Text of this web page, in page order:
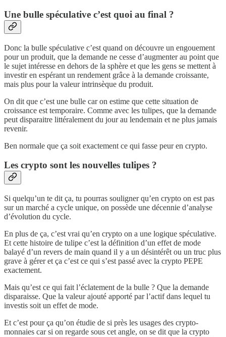
Une bulle spéculative c’est quoi au final ?
Donc la bulle spéculative c’est quand on découvre un engouement
pour un produit, que la demande ne cesse d’augmenter au point que
le sujet intéresse en dehors de la sphère et que les gens se mettent à
investir en espérant un rendement grâce à la demande croissante,
mais plus pour la valeur intrinsèque du produit.
On dit que c’est une bulle car on estime que cette situation de
croissance est temporaire. Comme avec les tulipes, que la demande
peut disparaitre littéralement du jour au lendemain et ne plus jamais
revenir.
Ben normale que ça soit exactement ce qui fasse peur en crypto.
Les crypto sont les nouvelles tulipes ?
Si quelqu’un te dit ça, tu pourras souligner qu’en crypto on est pas
sur un marché a cycle unique, on possède une décennie d’analyse
d’évolution du cycle.
En plus de ça, c’est vrai qu’en crypto on a une logique spéculative.
Et cette histoire de tulipe c’est la définition d’un effet de mode
balayé d’un revers de main quand il y a un désintérêt ou un truc plus
grave à gérer et ça c’est ce qui s’est passé avec la crypto PEPE
exactement.
Mais qu’est ce qui fait l’éclatement de la bulle ? Que la demande
disparaisse. Que la valeur ajouté apporté par l’actif dans lequel tu
investis soit un effet de mode.
Et c’est pour ça qu’on étudie de si près les usages des crypto-
monnaies car si on regarde sous cet angle, on se dit que la crypto